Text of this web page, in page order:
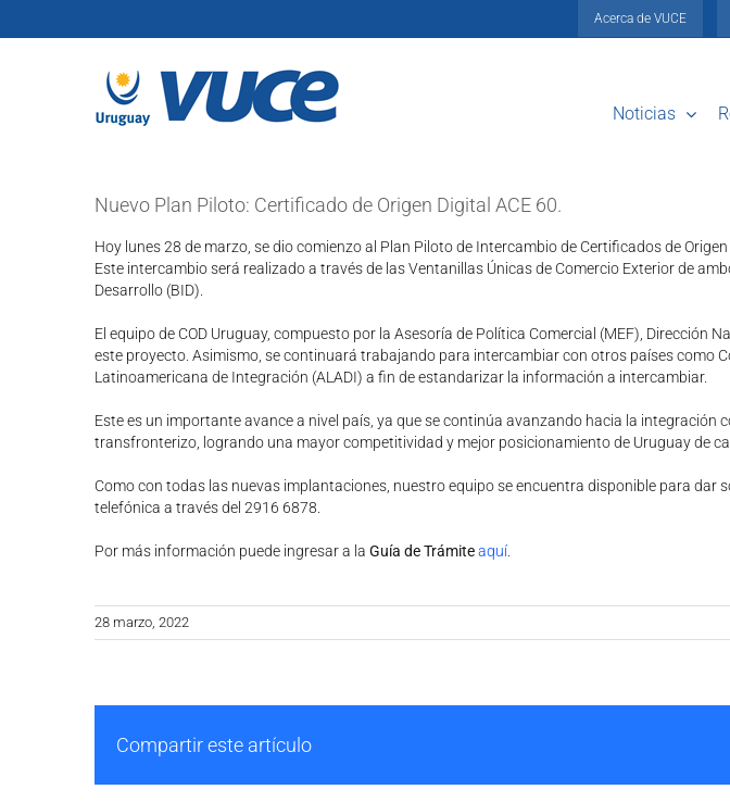
Acerca de VUCE
Noticias
Nuevo Plan Piloto: Certificado de Origen Digital ACE 60.
Hoy lunes 28 de marzo, se dio comienzo al Plan Piloto de Intercambio de Certificados de
Este intercambio será realizado a través de las Ventanillas Únicas de Comercio Exterior de
Desarrollo (BID).
El equipo de COD Uruguay, compuesto por la Asesoría de Política Comercial (MEF),
este proyecto. Asimismo, se continuará trabajando para intercambiar con otros países como
Latinoamericana de Integración (ALADI) a fin de estandarizar la información a intercambiar.
Este es un importante avance a nivel país, ya que se continúa avanzando hacia la
transfronterizo, logrando una mayor competitividad y mejor posicionamiento de Uruguay de
Como con todas las nuevas implantaciones, nuestro equipo se encuentra disponible para dar
telefónica a través del 2916 6878.
Por más información puede ingresar a la Guía de Trámiteaquí
28 marzo, 2022
Compartir este artículo